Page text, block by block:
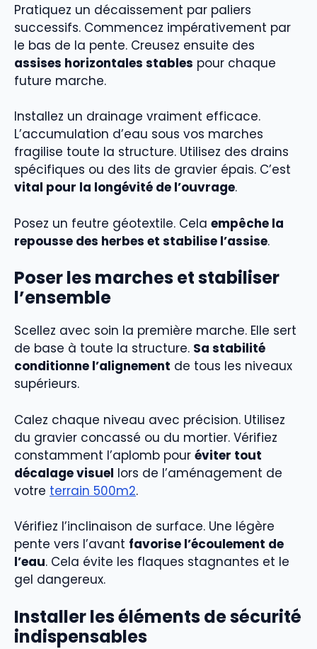
Pratiquez un décaissement par paliers
successifs. Commencez impérativement par
le bas de la pente. Creusez ensuite des
assises horizontales stables pour chaque
future marche.
Installez un drainage vraiment efficace.
L’accumulation d’eau sous vos marches
fragilise toute la structure. Utilisez des drains
spécifiques ou des lits de gravier épais. C’est
vital pour la longévité de l’ouvrage.
Posez un feutre géotextile. Cela empêche la
repousse des herbes et stabilise l’assise.
Poser les marches et stabiliser
l’ensemble
Scellez avec soin la première marche. Elle sert
de base à toute la structure. Sa stabilité
conditionne l’alignement de tous les niveaux
supérieurs.
Calez chaque niveau avec précision. Utilisez
du gravier concassé ou du mortier. Vérifiez
constamment l’aplomb pour éviter tout
décalage visuel lors de l’aménagement de
votre terrain 500m2.
Vérifiez l’inclinaison de surface. Une légère
pente vers l’avant favorise l’écoulement de
l’eau. Cela évite les flaques stagnantes et le
gel dangereux.
Installer les éléments de sécurité
indispensables